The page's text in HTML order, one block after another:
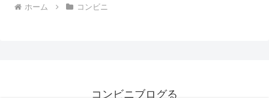
ホーム コンビニ
コンビニブログる